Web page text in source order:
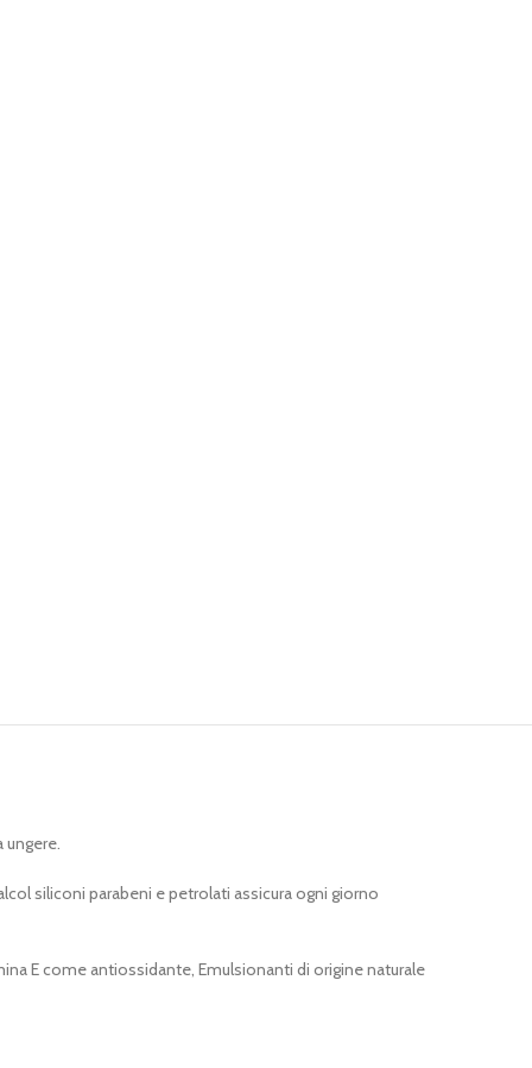
ungere.
siliconi parabeni e petrolati assicura ogni giorno
E come antiossidante, Emulsionanti di origine naturale